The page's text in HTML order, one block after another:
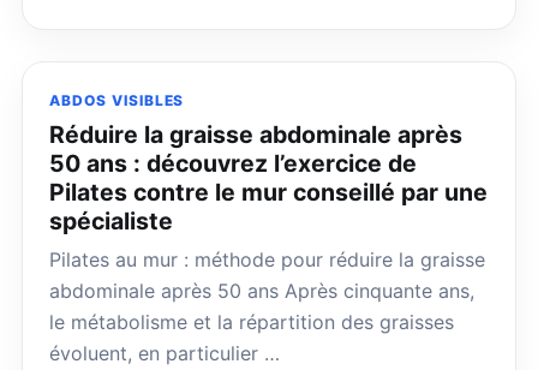
ABDOS VISIBLES
Réduire la graisse abdominale après
50 ans : découvrez l’exercice de
Pilates contre le mur conseillé par une
spécialiste
Pilates au mur : méthode pour réduire la graisse
abdominale après 50 ans Après cinquante ans,
le métabolisme et la répartition des graisses
évoluent, en particulier …